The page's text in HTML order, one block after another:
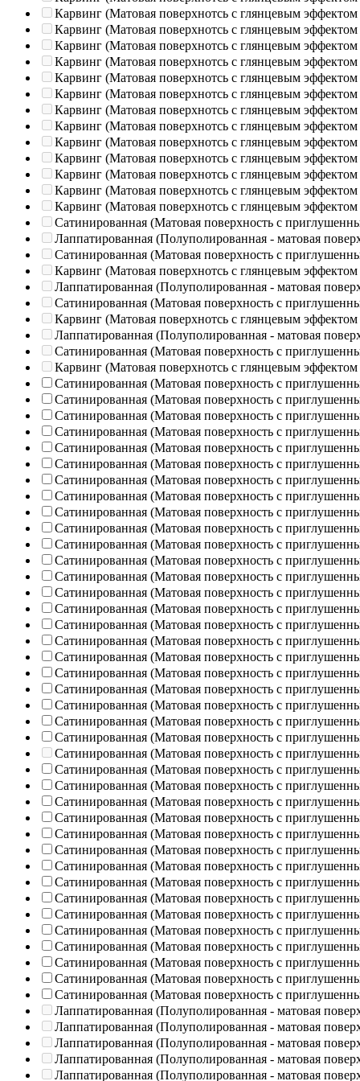
Карвинг (Матовая поверхнотсь с глянцевым эффектом
Карвинг (Матовая поверхнотсь с глянцевым эффектом
Карвинг (Матовая поверхнотсь с глянцевым эффектом
Карвинг (Матовая поверхнотсь с глянцевым эффектом
Карвинг (Матовая поверхнотсь с глянцевым эффектом
Карвинг (Матовая поверхнотсь с глянцевым эффектом
Карвинг (Матовая поверхнотсь с глянцевым эффектом
Карвинг (Матовая поверхнотсь с глянцевым эффектом
Карвинг (Матовая поверхнотсь с глянцевым эффектом
Карвинг (Матовая поверхнотсь с глянцевым эффектом
Карвинг (Матовая поверхнотсь с глянцевым эффектом
Карвинг (Матовая поверхнотсь с глянцевым эффектом
Карвинг (Матовая поверхнотсь с глянцевым эффектом
Сатинированная (Матовая поверхность с
Лаппатированная (Полуполированная - матовая
Сатинированная (Матовая поверхность с
Карвинг (Матовая поверхнотсь с глянцевым эффектом
Лаппатированная (Полуполированная - матовая
Сатинированная (Матовая поверхность с
Карвинг (Матовая поверхнотсь с глянцевым эффектом
Лаппатированная (Полуполированная - матовая
Сатинированная (Матовая поверхность с
Карвинг (Матовая поверхнотсь с глянцевым эффектом
Сатинированная (Матовая поверхность с
Сатинированная (Матовая поверхность с
Сатинированная (Матовая поверхность с
Сатинированная (Матовая поверхность с
Сатинированная (Матовая поверхность с
Сатинированная (Матовая поверхность с
Сатинированная (Матовая поверхность с
Сатинированная (Матовая поверхность с
Сатинированная (Матовая поверхность с
Сатинированная (Матовая поверхность с
Сатинированная (Матовая поверхность с
Сатинированная (Матовая поверхность с
Сатинированная (Матовая поверхность с
Сатинированная (Матовая поверхность с
Сатинированная (Матовая поверхность с
Сатинированная (Матовая поверхность с
Сатинированная (Матовая поверхность с
Сатинированная (Матовая поверхность с
Сатинированная (Матовая поверхность с
Сатинированная (Матовая поверхность с
Сатинированная (Матовая поверхность с
Сатинированная (Матовая поверхность с
Сатинированная (Матовая поверхность с
Сатинированная (Матовая поверхность с
Сатинированная (Матовая поверхность с
Сатинированная (Матовая поверхность с
Сатинированная (Матовая поверхность с
Сатинированная (Матовая поверхность с
Сатинированная (Матовая поверхность с
Сатинированная (Матовая поверхность с
Сатинированная (Матовая поверхность с
Сатинированная (Матовая поверхность с
Сатинированная (Матовая поверхность с
Сатинированная (Матовая поверхность с
Сатинированная (Матовая поверхность с
Сатинированная (Матовая поверхность с
Сатинированная (Матовая поверхность с
Сатинированная (Матовая поверхность с
Сатинированная (Матовая поверхность с
Лаппатированная (Полуполированная - матовая
Лаппатированная (Полуполированная - матовая
Лаппатированная (Полуполированная - матовая
Лаппатированная (Полуполированная - матовая
Лаппатированная (Полуполированная - матовая